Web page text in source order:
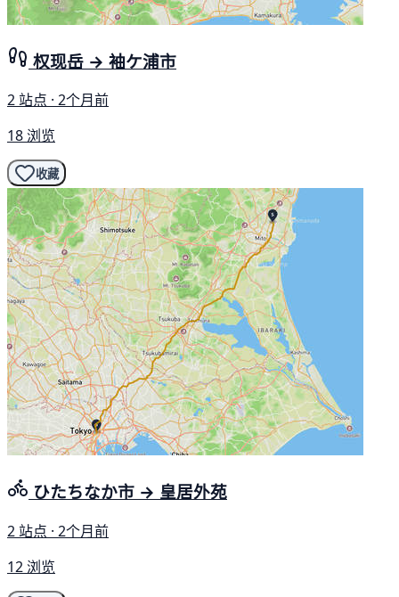
权现岳 → 袖ケ浦市
2 站点 · 2个月前
18 浏览
收藏
ひたちなか市 → 皇居外苑
2 站点 · 2个月前
12 浏览